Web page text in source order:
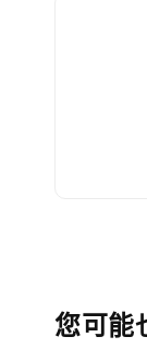
您可能